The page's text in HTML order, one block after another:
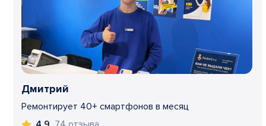
Дмитрий
Ремонтирует 40+ смартфонов в месяц